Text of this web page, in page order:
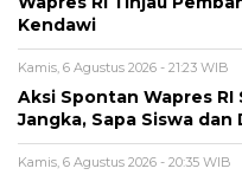
Kendawi
Kamis, 6 Agustus 2026 - 21:23 WIB
Aksi Spontan Wapres RI
Jangka, Sapa Siswa
Kamis, 6 Agustus 2026 - 20:35 WIB